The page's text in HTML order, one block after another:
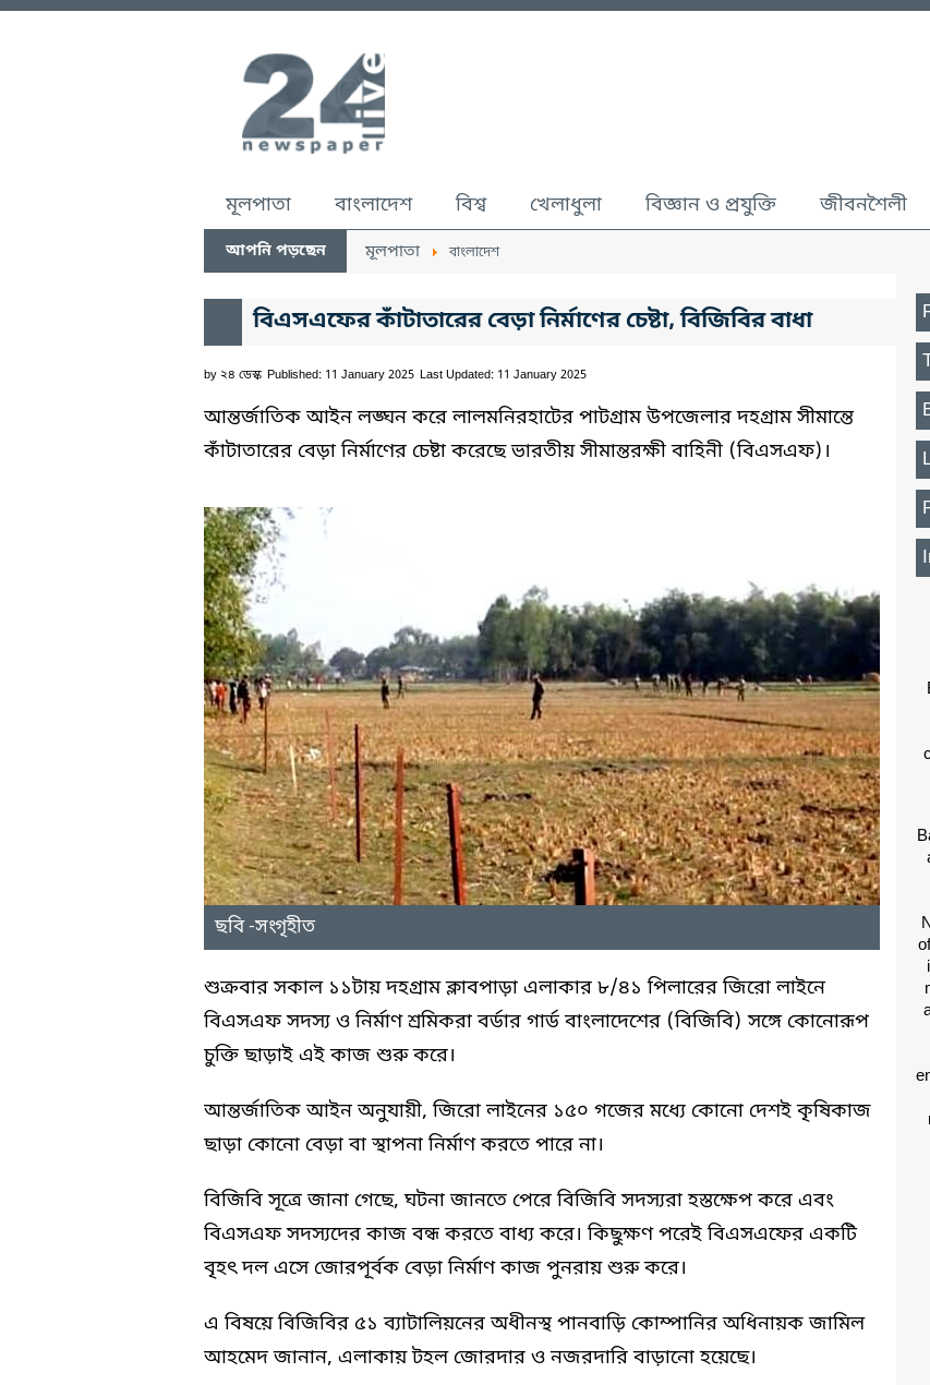
মূলপাতা বাংলাদেশ বিশ্ব খেলাধুলা বিজ্ঞান ও প্রযুক্তি জীবনশৈলী
আপনি পড়ছেন মূলপাতা বাংলাদেশ
বিএসএফের কাঁটাতারের বেড়া নির্মাণের চেষ্টা, বিজিবির বাধা
by ২৪ ডেস্ক Published: 11 January 2025 Last Updated: 11 January 2025
আন্তর্জাতিক আইন লঙ্ঘন করে লালমনিরহাটের পাটগ্রাম উপজেলার দহগ্রাম সীমান্তে
কাঁটাতারের বেড়া নির্মাণের চেষ্টা করেছে ভারতীয় সীমান্তরক্ষী বাহিনী (বিএসএফ)।
ছবি -সংগৃহীত
শুক্রবার সকাল ১১টায় দহগ্রাম ক্লাবপাড়া এলাকার ৮/৪১ পিলারের জিরো লাইনে
বিএসএফ সদস্য ও নির্মাণ শ্রমিকরা বর্ডার গার্ড বাংলাদেশের (বিজিবি) সঙ্গে কোনোরূপ
চুক্তি ছাড়াই এই কাজ শুরু করে।
আন্তর্জাতিক আইন অনুযায়ী, জিরো লাইনের ১৫০ গজের মধ্যে কোনো দেশই কৃষিকাজ
ছাড়া কোনো বেড়া বা স্থাপনা নির্মাণ করতে পারে না।
বিজিবি সূত্রে জানা গেছে, ঘটনা জানতে পেরে বিজিবি সদস্যরা হস্তক্ষেপ করে এবং
বিএসএফ সদস্যদের কাজ বন্ধ করতে বাধ্য করে। কিছুক্ষণ পরেই বিএসএফের একটি
বৃহৎ দল এসে জোরপূর্বক বেড়া নির্মাণ কাজ পুনরায় শুরু করে।
এ বিষয়ে বিজিবির ৫১ ব্যাটালিয়নের অধীনস্থ পানবাড়ি কোম্পানির অধিনায়ক জামিল
আহমেদ জানান, এলাকায় টহল জোরদার ও নজরদারি বাড়ানো হয়েছে।